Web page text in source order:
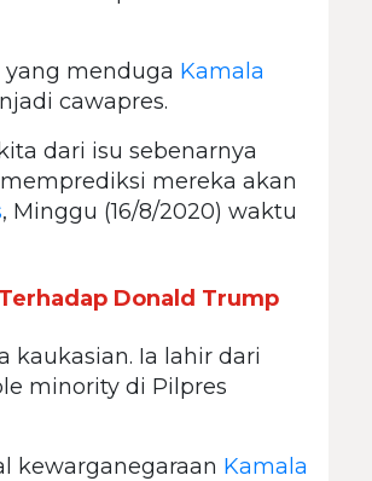
menduga Kamala
cawapres.
dari isu sebenarnya
mereka akan
, Minggu (16/8/2020) waktu
Donald Trump
Ia lahir dari
minority di Pilpres
kewarganegaraan Kamala